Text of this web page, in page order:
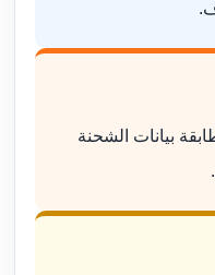
بيانات الشحنة